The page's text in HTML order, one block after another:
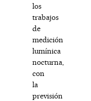
los
trabajos
de
medición
lumínica
nocturna,
con
la
previsión